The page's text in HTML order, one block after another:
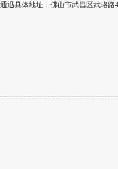
通迅具体地址：佛山市武昌区武珞路